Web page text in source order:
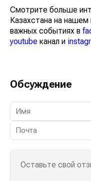
Смотрите больше
Казахстана на нашем
важных событиях в
youtube канал и
Обсуждение